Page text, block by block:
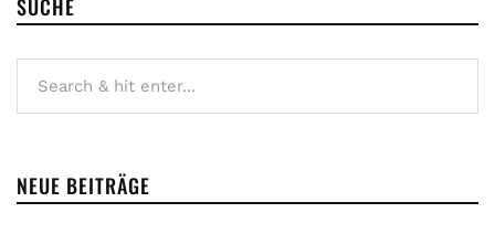
SUCHE
NEUE BEITRÄGE